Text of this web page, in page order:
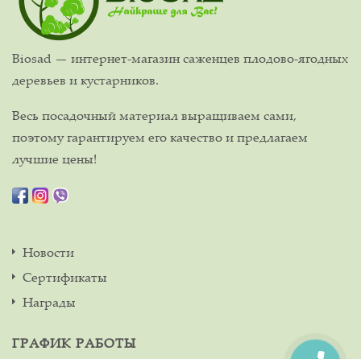
Biosad — интернет-магазин саженцев плодово-ягодных
деревьев и кустарников.
Весь посадочный материал выращиваем сами,
поэтому гарантируем его качество и предлагаем
лучшие цены!
Новости
Сертификаты
Награды
ГРАФИК РАБОТЫ